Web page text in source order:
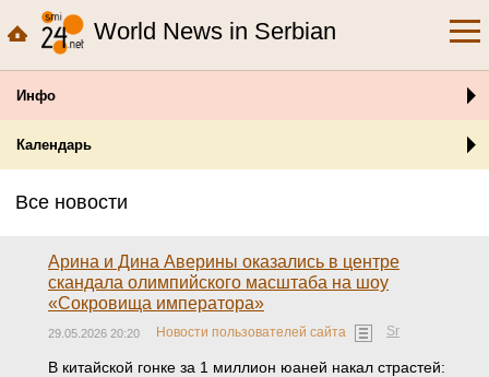
World News in Serbian
Инфо
Календарь
Все новости
Арина и Дина Аверины оказались в центре
скандала олимпийского масштаба на шоу
«Сокровища императора»
29.05.2026 20:20 Новости пользователей сайта Sr
В китайской гонке за 1 миллион юаней накал страстей: